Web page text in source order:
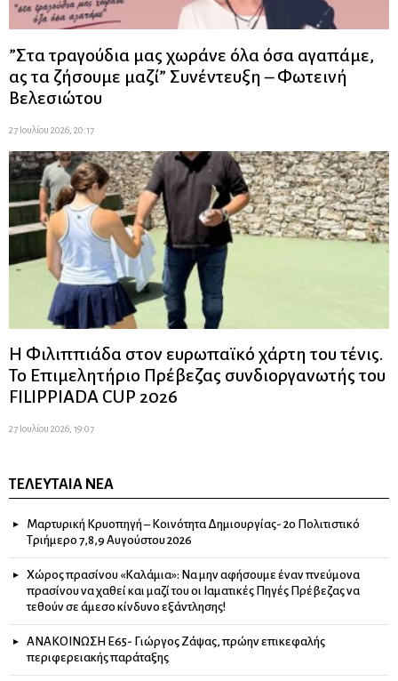
”Στα τραγούδια μας χωράνε όλα όσα αγαπάμε,
ας τα ζήσουμε μαζί” Συνέντευξη – Φωτεινή
Βελεσιώτου
27 Ιουλίου 2026, 20:17
Η Φιλιππιάδα στον ευρωπαϊκό χάρτη του τένις.
Το Επιμελητήριο Πρέβεζας συνδιοργανωτής του
FILIPPIADA CUP 2026
27 Ιουλίου 2026, 19:07
ΤΕΛΕΥΤΑΊΑ ΝΈΑ
Μαρτυρική Κρυοπηγή – Κοινότητα Δημιουργίας- 2ο Πολιτιστικό
Τριήμερο 7,8,9 Αυγούστου 2026
Χώρος πρασίνου «Καλάμια»: Να μην αφήσουμε έναν πνεύμονα
πρασίνου να χαθεί και μαζί του οι Ιαματικές Πηγές Πρέβεζας να
τεθούν σε άμεσο κίνδυνο εξάντλησης!
ΑΝΑΚΟΙΝΩΣΗ Ε65- Γιώργος Ζάψας, πρώην επικεφαλής
περιφερειακής παράταξης